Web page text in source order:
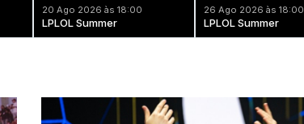
20 Ago 2026 às 18:00
LPLOL Summer
26 Ago 2026 às 18:00
LPLOL Summer